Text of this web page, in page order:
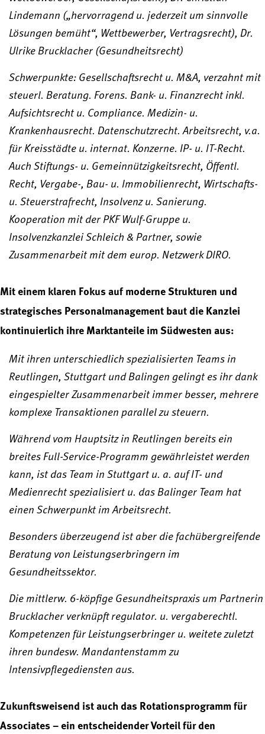
Lindemann („hervorragend u. jederzeit um sinnvolle
Lösungen bemüht“, Wettbewerber, Vertragsrecht), Dr.
Ulrike Brucklacher (Gesundheitsrecht)
Schwerpunkte: Gesellschaftsrecht u. M&A, verzahnt mit
steuerl. Beratung. Forens. Bank- u. Finanzrecht inkl.
Aufsichtsrecht u. Compliance. Medizin- u.
Krankenhausrecht. Datenschutzrecht. Arbeitsrecht, v.a.
für Kreisstädte u. internat. Konzerne. IP- u. IT-Recht.
Auch Stiftungs- u. Gemeinnützigkeitsrecht, Öffentl.
Recht, Vergabe-, Bau- u. Immobilienrecht, Wirtschafts-
u. Steuerstrafrecht, Insolvenz u. Sanierung.
Kooperation mit der PKF Wulf-Gruppe u.
Insolvenzkanzlei Schleich & Partner, sowie
Zusammenarbeit mit dem europ. Netzwerk DIRO.
Mit einem klaren Fokus auf moderne Strukturen und
strategisches Personalmanagement baut die Kanzlei
kontinuierlich ihre Marktanteile im Südwesten aus:
Mit ihren unterschiedlich spezialisierten Teams in
Reutlingen, Stuttgart und Balingen gelingt es ihr dank
eingespielter Zusammenarbeit immer besser, mehrere
komplexe Transaktionen parallel zu steuern.
Während vom Hauptsitz in Reutlingen bereits ein
breites Full-Service-Programm gewährleistet werden
kann, ist das Team in Stuttgart u. a. auf IT- und
Medienrecht spezialisiert u. das Balinger Team hat
einen Schwerpunkt im Arbeitsrecht.
Besonders überzeugend ist aber die fachübergreifende
Beratung von Leistungserbringern im
Gesundheitssektor.
Die mittlerw. 6-köpfige Gesundheitspraxis um Partnerin
Brucklacher verknüpft regulator. u. vergaberechtl.
Kompetenzen für Leistungserbringer u. weitete zuletzt
ihren bundesw. Mandantenstamm zu
Intensivpflegediensten aus.
Zukunftsweisend ist auch das Rotationsprogramm für
Associates – ein entscheidender Vorteil für den